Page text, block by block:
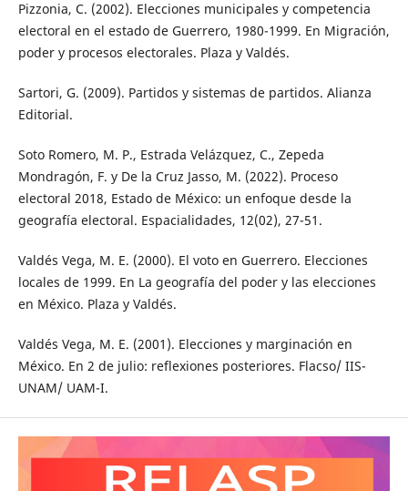
Pizzonia, C. (2002). Elecciones municipales y competencia
electoral en el estado de Guerrero, 1980-1999. En Migración,
poder y procesos electorales. Plaza y Valdés.
Sartori, G. (2009). Partidos y sistemas de partidos. Alianza
Editorial.
Soto Romero, M. P., Estrada Velázquez, C., Zepeda
Mondragón, F. y De la Cruz Jasso, M. (2022). Proceso
electoral 2018, Estado de México: un enfoque desde la
geografía electoral. Espacialidades, 12(02), 27-51.
Valdés Vega, M. E. (2000). El voto en Guerrero. Elecciones
locales de 1999. En La geografía del poder y las elecciones
en México. Plaza y Valdés.
Valdés Vega, M. E. (2001). Elecciones y marginación en
México. En 2 de julio: reflexiones posteriores. Flacso/ IIS-
UNAM/ UAM-I.